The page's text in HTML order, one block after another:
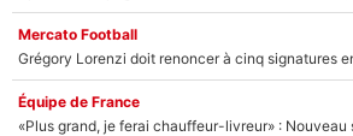
Mercato Football
Équipe de France